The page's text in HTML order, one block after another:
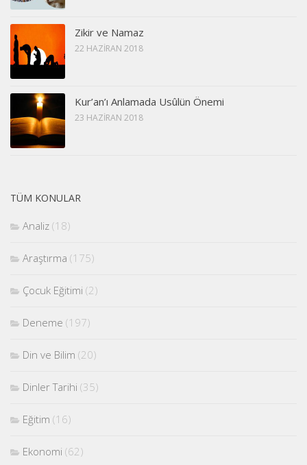
Zikir ve Namaz
22 HAZIRAN 2018
Kur’an’ı Anlamada Usûlün Önemi
23 HAZIRAN 2018
TÜM KONULAR
Analiz (18)
Araştırma (175)
Çocuk Eğitimi (2)
Deneme (197)
Din ve Bilim (20)
Dinler Tarihi (35)
Eğitim (16)
Ekonomi (62)